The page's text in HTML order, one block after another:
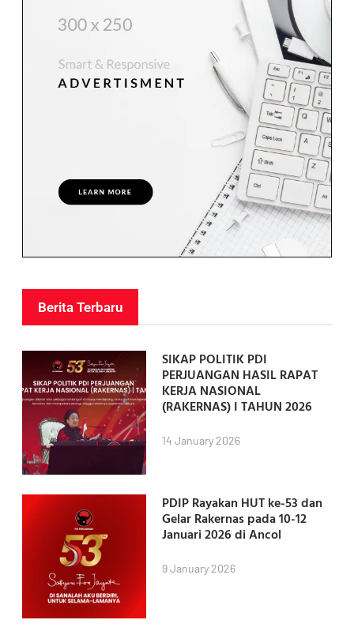
Berita Terbaru
SIKAP POLITIK PDI
PERJUANGAN HASIL RAPAT
KERJA NASIONAL
(RAKERNAS) I TAHUN 2026
14 January 2026
PDIP Rayakan HUT ke-53 dan
Gelar Rakernas pada 10-12
Januari 2026 di Ancol
9 January 2026